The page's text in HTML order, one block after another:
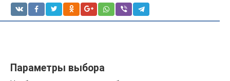
Параметры выбора